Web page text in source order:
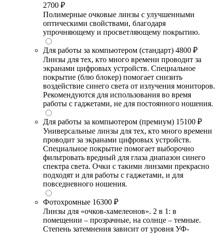
2700 ₽
Полимерные очковые линзы с улучшенными
оптическими свойствами, благодаря
упрочняющему и просветляющему покрытию.
Для работы за компьютером (стандарт) 4800 ₽
Линзы для тех, кто много времени проводит за
экранами цифровых устройств. Специальное
покрытие (блю блокер) помогает снизить
воздействие синего света от излучения мониторов.
Рекомендуются для использования во время
работы с гаджетами, не для постоянного ношения.
Для работы за компьютером (премиум) 15100 ₽
Универсальные линзы для тех, кто много времени
проводит за экранами цифровых устройств.
Специальное покрытие помогает выборочно
фильтровать вредный для глаза диапазон синего
спектра света. Очки с такими линзами прекрасно
подходят и для работы с гаджетами, и для
повседневного ношения.
Фотохромные 16300 ₽
Линзы для «очков-хамелеонов». 2 в 1: в
помещении – прозрачные, на солнце – темные.
Степень затемнения зависит от уровня УФ-